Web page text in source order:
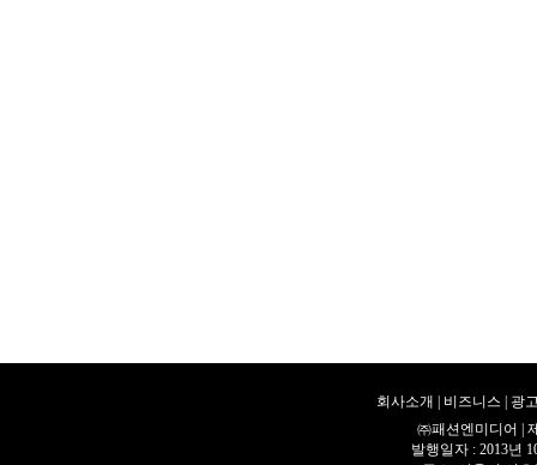
회사소개 | 비즈니스 | 광
㈜패션엔미디어 |
발행일자 : 2013년